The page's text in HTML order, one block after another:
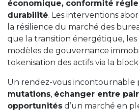
économique, conformité
durabilité. Les interventions
la résilience du marché des
que la transition énergétique,
modèles de gouvernance
tokenisation des actifs via la
Un rendez-vous incontournable
mutations, échanger entre
opportunités d’un marché en